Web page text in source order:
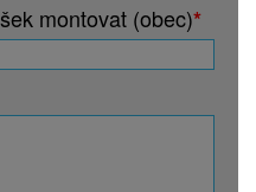
montovat (obec)*